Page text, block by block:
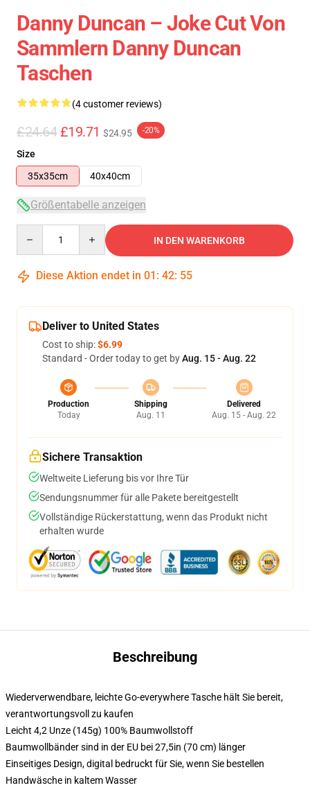
Danny Duncan – Joke Cut Von
Sammlern Danny Duncan
Taschen
(4 customer reviews)
£24.64 £19.71 $24.95 -20%
Size
35x35cm
40x40cm
Größentabelle anzeigen
IN DEN WARENKORB
Diese Aktion endet in 01 : 42: 55
Deliver to United States
Cost to ship:$6.99
Standard - Order today to get byAug. 15 - Aug. 22
Production
Today
Shipping
Aug. 11
Delivered
Aug. 15 - Aug. 22
Sichere Transaktion
Weltweite Lieferung bis vor Ihre Tür
Sendungsnummer für alle Pakete bereitgestellt
Vollständige Rückerstattung, wenn das Produkt nicht
erhalten wurde
Beschreibung
Wiederverwendbare, leichte Go-everywhere Tasche hält Sie bereit,
verantwortungsvoll zu kaufen
Leicht 4,2 Unze (145g) 100% Baumwollstoff
Baumwollbänder sind in der EU bei 27,5in (70 cm) länger
Einseitiges Design, digital bedruckt für Sie, wenn Sie bestellen
Handwäsche in kaltem Wasser